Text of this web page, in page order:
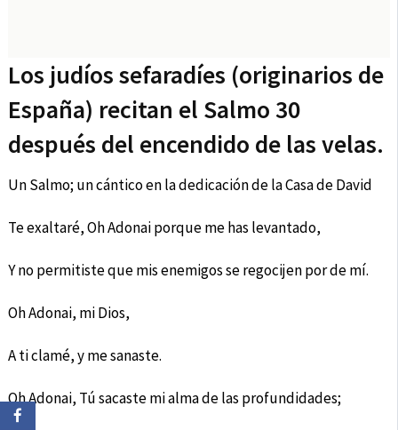
Los judíos sefaradíes (originarios de
España) recitan el Salmo 30
después del encendido de las velas.
Un Salmo; un cántico en la dedicación de la Casa de David
Te exaltaré, Oh Adonai porque me has levantado,
Y no permitiste que mis enemigos se regocijen por de mí.
Oh Adonai, mi Dios,
A ti clamé, y me sanaste.
Oh Adonai, Tú sacaste mi alma de las profundidades;